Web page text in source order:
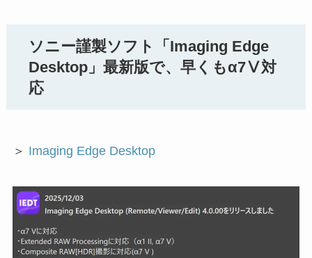
ソニー謹製ソフト「Imaging Edge
Desktop」最新版で、早くもα7Ⅴ対
応
＞ Imaging Edge Desktop